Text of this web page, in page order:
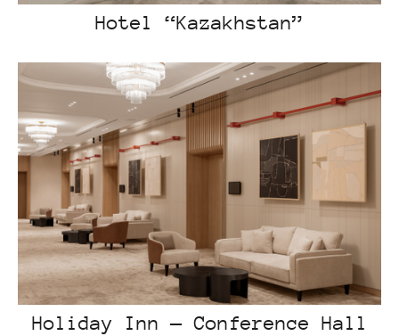
Hotel “Kazakhstan”
Holiday Inn — Conference Hall